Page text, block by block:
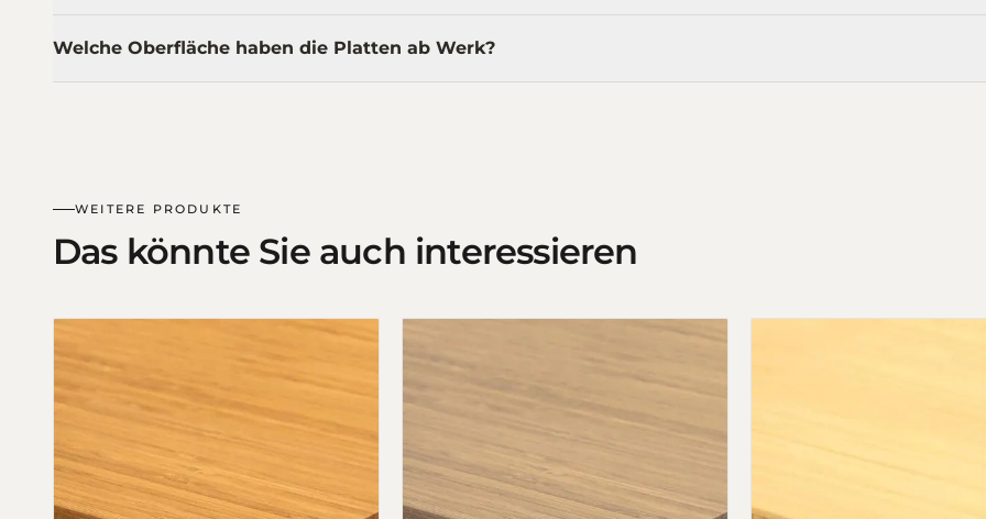
Welche Oberfläche haben die Platten ab Werk?
WEITERE PRODUKTE
Das könnte Sie auch interessieren